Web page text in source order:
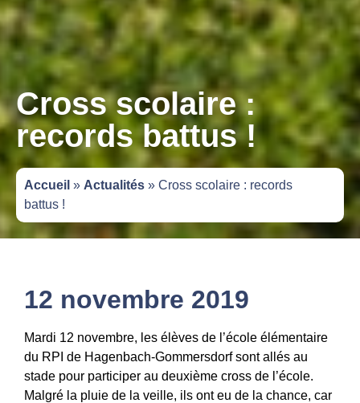
Cross scolaire :
records battus !
Accueil » Actualités » Cross scolaire : records
battus !
12 novembre 2019
Mardi 12 novembre, les élèves de l’école élémentaire
du RPI de Hagenbach-Gommersdorf sont allés au
stade pour participer au deuxième cross de l’école.
Malgré la pluie de la veille, ils ont eu de la chance, car